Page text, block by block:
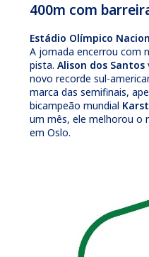
400m com
Estádio Olímpico
A jornada encerrou com
pista. Alison dos Santos
novo recorde sul-
marca das semifinais,
bicampeão mundial
um mês, ele melhorou o
em Oslo.